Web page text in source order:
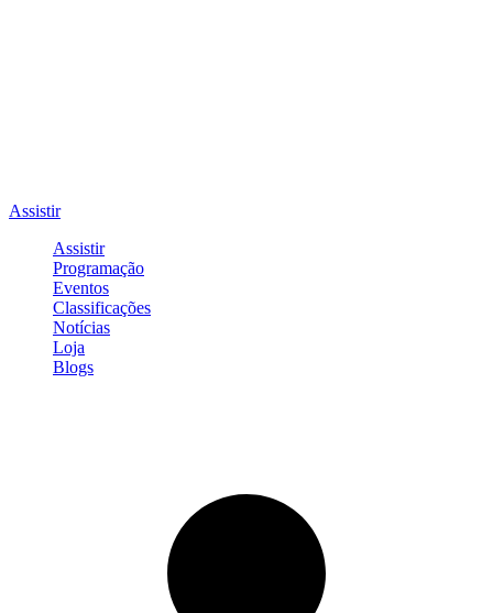
Assistir
Assistir
Programação
Eventos
Classificações
Notícias
Loja
Blogs